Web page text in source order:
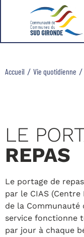
Accueil / Vie quotidienne /
LE
REPAS
Le portage de
par le CIAS
de la Communauté
service fonctionne
par jour à chaque